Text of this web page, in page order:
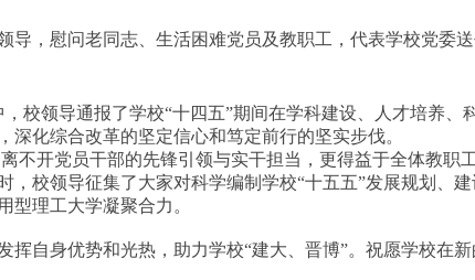
，慰问老同志、生活困难党员及教职工，代表学校党委
领导通报了学校“十四五”期间在学科建设、人才培养、
化综合改革的坚定信心和笃定前行的坚实步伐。
开党员干部的先锋引领与实干担当，更得益于全体教职
校领导征集了大家对科学编制学校“十五五”发展规划、
型理工大学凝聚合力。
自身优势和光热，助力学校“建大、晋博”。祝愿学校在新